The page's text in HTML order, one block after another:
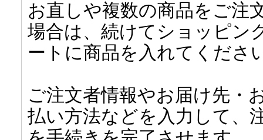
お直しや複数の商品をご注
場合は、続けてショッピン
ートに商品を入れてくださ
ご注文者情報やお届け先・
払い方法などを入力して、